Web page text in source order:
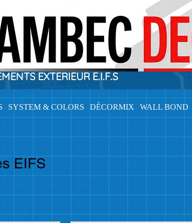
EXTERIEUR E.I.F.S
SYSTEM & COLORS DÉCORMIX WALL BOND
EIFS